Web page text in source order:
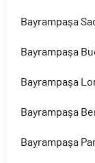
Bayrampaşa
Bayrampaşa
Bayrampaşa
Bayrampaşa
Bayrampaşa